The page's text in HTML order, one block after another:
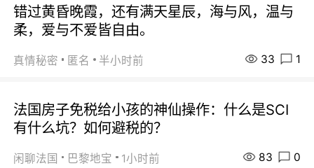
错过黄昏晚霞，还有满天星辰，海与风，温与
柔，爱与不爱皆自由。
真情秘密 匿名 半小时前 33 1
法国房子免税给小孩的神仙操作：什么是SCI
有什么坑？如何避税的？
闲聊法国 巴黎地宝 1小时前 83 0